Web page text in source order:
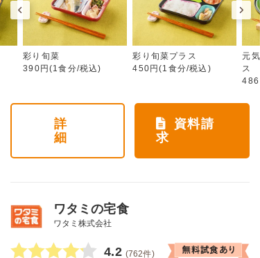
彩り旬菜
390円(1食分/税込)
彩り旬菜プラス
450円(1食分/税込)
元
ス
詳
細
資料請
求
ワタミの宅食
ワタミ株式会社
4.2 (762件)